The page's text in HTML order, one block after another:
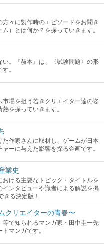
々に製作時のエピソードをお聞き
）とは何か？を探っていきます。
い。『赫本』は、〈試験問題〉の形
。
市場を担う若きクリエイター達の姿
を探っていきます。
た作家さんに取材し、ゲームが日本
ーに与えた影響を探る企画です。
業史
おける主要なトピック・タイトルを
インタビューや識者による解説を掲
きる決定版！
クリエイターの青春〜
等で知られるマンガ家・田中圭一先
マンガです。